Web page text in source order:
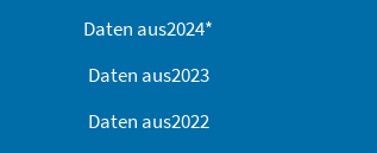
Daten aus2024*
Daten aus2023
Daten aus2022